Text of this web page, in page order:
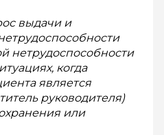
выдачи и
нетрудоспособности
когда
является
руководителя)
или